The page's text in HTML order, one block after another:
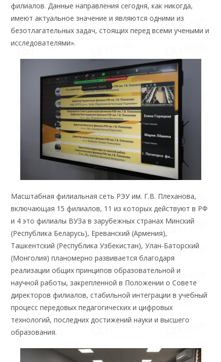
филиалов. Данные направления сегодня, как никогда,
имеют актуальное значение и являются одними из
безотлагательных задач, стоящих перед всеми учеными и
исследователями».
Масштабная филиальная сеть РЭУ им. Г.В. Плеханова,
включающая 15 филиалов, 11 из которых действуют в РФ
и 4 это филиалы ВУЗа в зарубежных странах Минский
(Республика Беларусь), Ереванский (Армения),
Ташкентский (Республика Узбекистан), Улан-Баторский
(Монголия) планомерно развивается благодаря
реализации общих принципов образовательной и
научной работы, закрепленной в Положении о Совете
директоров филиалов, стабильной интеграции в учебный
процесс передовых педагогических и цифровых
технологий, последних достижений науки и высшего
образования.